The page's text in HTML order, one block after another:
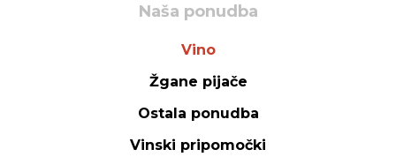
Naša ponudba
Vino
Žgane pijače
Ostala ponudba
Vinski pripomočki